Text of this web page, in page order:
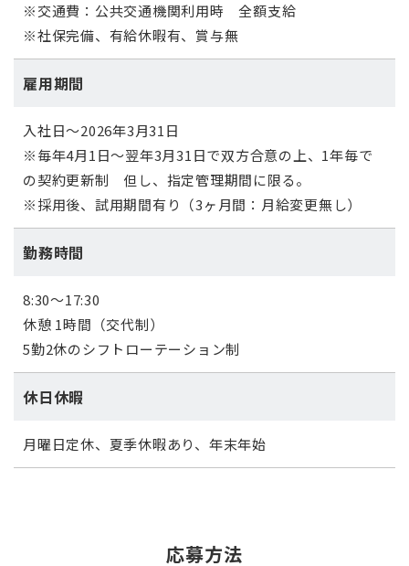
※交通費：公共交通機関利用時 全額支給
※社保完備、有給休暇有、賞与無
雇用期間
入社日～2026年3月31日
※毎年4月1 日～翌年3月31 日で双方合意の上、 1年毎で
の契約更新制 但し、指定管理期間に限る。
※採用後、試用期間有り（3ヶ月間：月給変更無し）
勤務時間
8:30～17:30
休憩 1時間（交代制）
5勤2休のシフトローテーション制
休日休暇
月曜日定休、夏季休暇あり、年末年始
応募方法